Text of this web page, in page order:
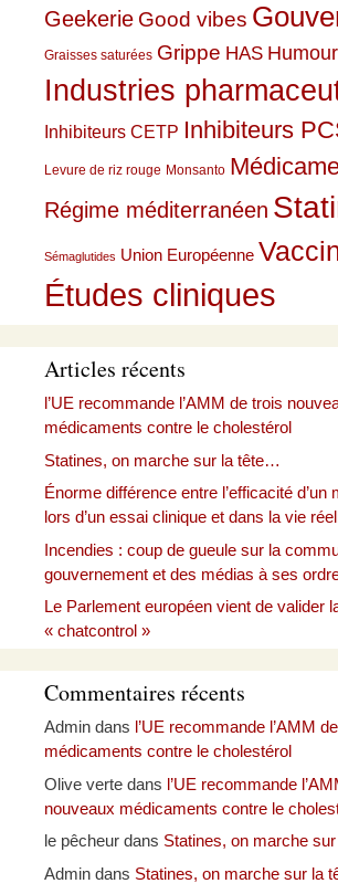
Geekerie Good vibes
Graisses saturées Grippe HAS Humour
Industries
Inhibiteurs CETP Inhibiteurs
Levure de riz rouge Monsanto
Régime méditerranéen
Sémaglutides Union Européenne
Études cliniques
Articles récents
l’UE recommande l’AMM de trois
médicaments contre le cholestérol
Statines, on marche sur la tête…
Énorme différence entre l’efficacité d’un
lors d’un essai clinique et dans la vie
Incendies : coup de gueule sur la
gouvernement et des médias à ses
Le Parlement européen vient de valider
« chatcontrol »
Commentaires récents
Admin dans l’UE recommande l’AMM
médicaments contre le cholestérol
Olive verte dans l’UE recommande
nouveaux médicaments contre le
le pêcheur dans Statines, on marche
Admin dans Statines, on marche sur la